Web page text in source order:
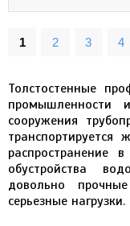
1 2 3 4
Толстостенные
промышленности
сооружения
распространение
обустройства
довольно
серьезные нагрузки.